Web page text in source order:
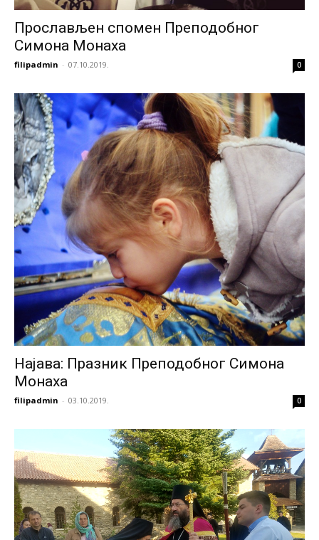
Прослављен спомен Преподобног
Симона Монаха
filipadmin - 07.10.2019. 0
Најава: Празник Преподобног Симона
Монаха
filipadmin - 03.10.2019. 0